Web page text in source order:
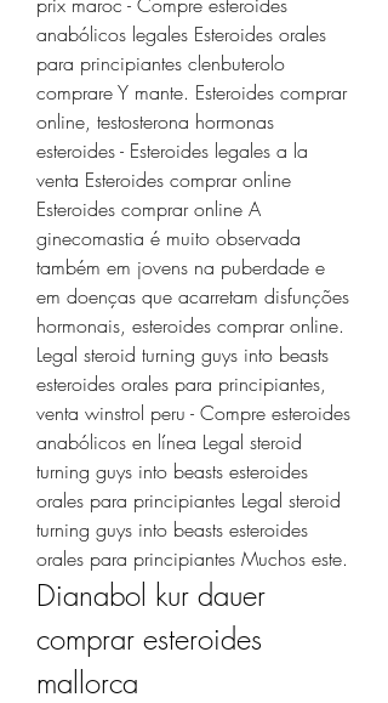
anabólicos legales Esteroides orales
para principiantes clenbuterolo
comprare Y mante. Esteroides comprar
online, testosterona hormonas
esteroides - Esteroides legales a la
venta Esteroides comprar online
Esteroides comprar online A
ginecomastia é muito observada
também em jovens na puberdade e
em doenças que acarretam disfunções
hormonais, esteroides comprar online.
Legal steroid turning guys into beasts
esteroides orales para principiantes,
venta winstrol peru - Compre esteroides
anabólicos en línea Legal steroid
turning guys into beasts esteroides
orales para principiantes Legal steroid
turning guys into beasts esteroides
Dianabol kur dauer
comprar esteroides
mallorca